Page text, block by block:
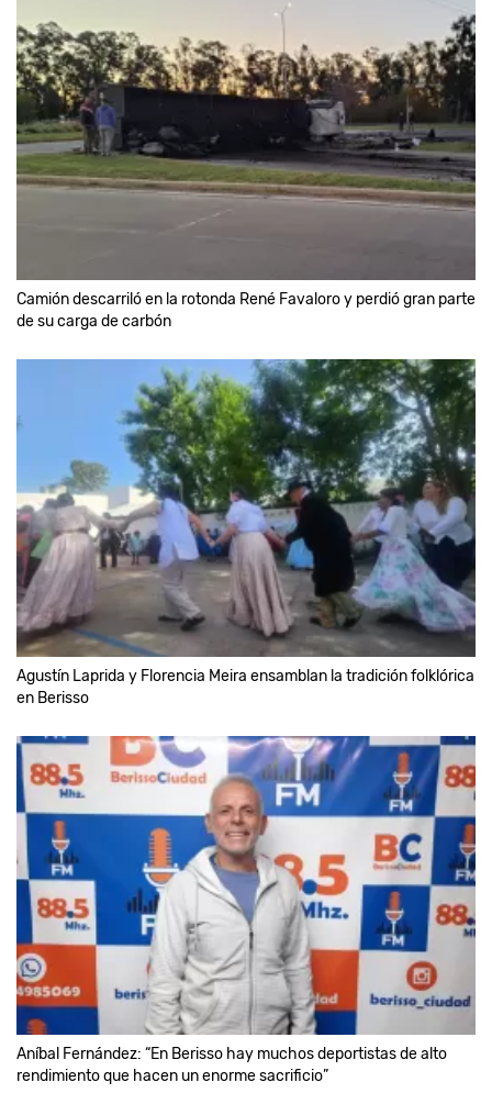
Camión descarriló en la rotonda René Favaloro y perdió gran parte
de su carga de carbón
Agustín Laprida y Florencia Meira ensamblan la tradición folklórica
en Berisso
Aníbal Fernández: “En Berisso hay muchos deportistas de alto
rendimiento que hacen un enorme sacrificio”